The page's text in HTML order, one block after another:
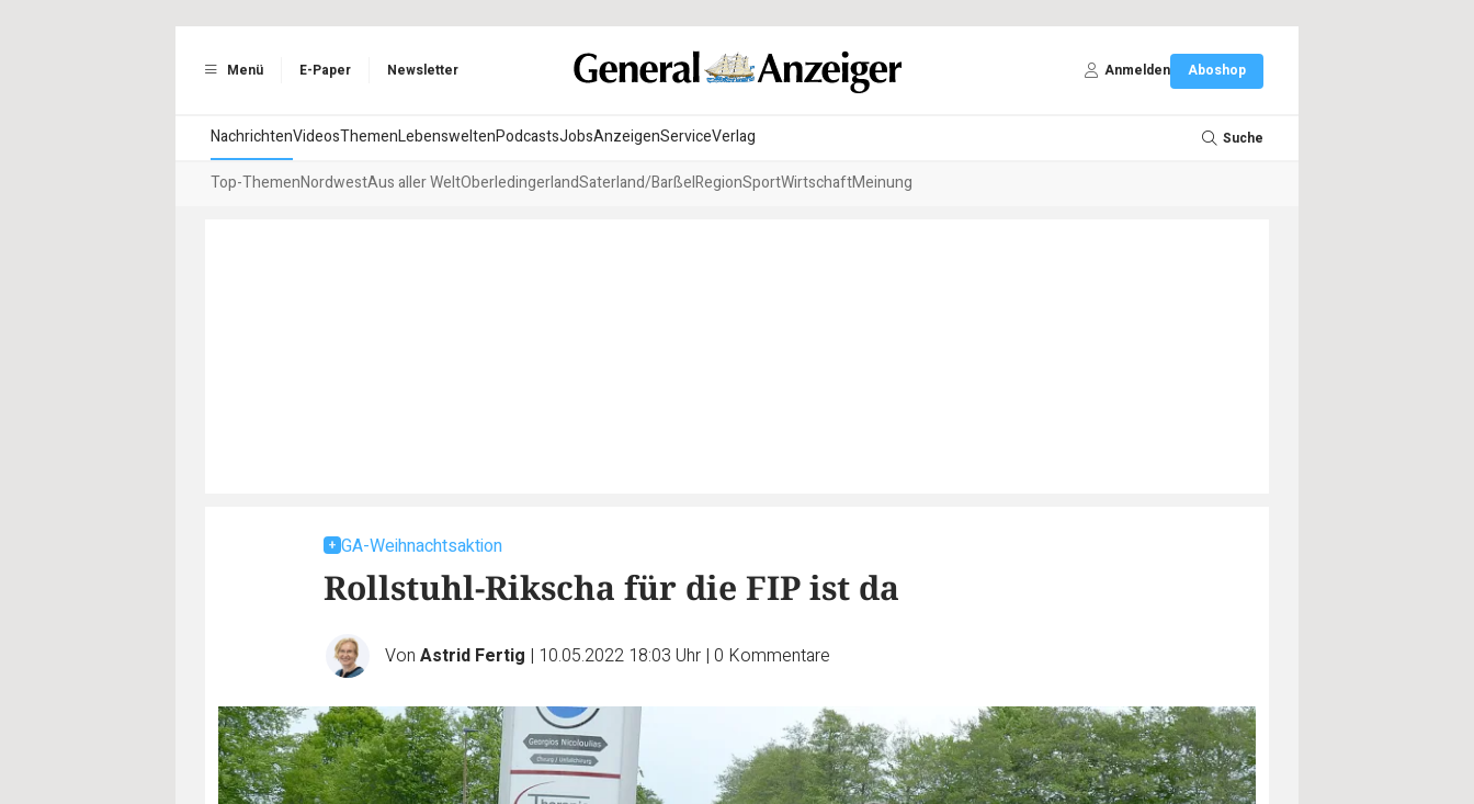
Menü E-Paper Newsletter Anmelden Aboshop
NachrichtenVideosThemenLebensweltenPodcastsJobsAnzeigenServiceVerlag Suche
Top-ThemenNordwestAus aller WeltOberledingerlandSaterland/BarßelRegionSportWirtschaftMeinung
GA-Weihnachtsaktion
Rollstuhl-Rikscha für die FIP ist da
Von Astrid Fertig | 10.05.2022 18:03 Uhr | 0 Kommentare